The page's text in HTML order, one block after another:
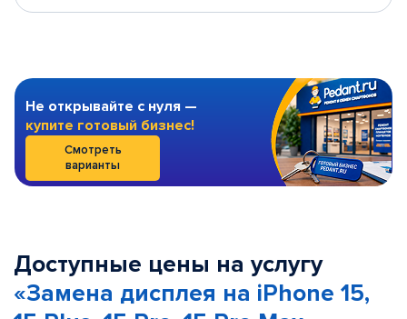
Не открывайте с нуля —
купите готовый бизнес!
Смотреть
варианты
Доступные цены на услугу
«Замена дисплея на iPhone 15,